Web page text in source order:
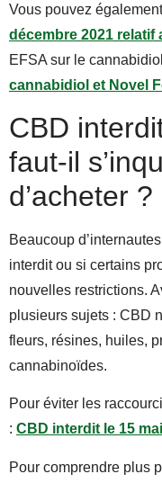
Vous pouvez
décembre 2021 relatif
EFSA sur le
cannabidiol et Novel
CBD
faut-il
d’acheter ?
Beaucoup
interdit ou si certains
nouvelles restrictions.
plusieurs sujets : CBD
fleurs, résines, huiles,
cannabinoïdes.
Pour éviter les
: CBD interdit le 15
Pour comprendre plus